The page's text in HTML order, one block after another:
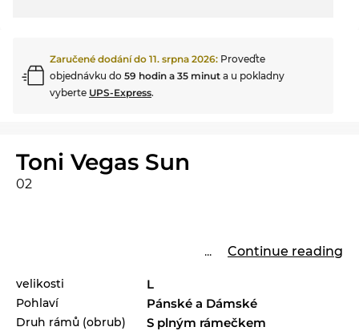
Zaručené dodání do 11. srpna 2026: Proveďte
objednávku do 59 hodin a 35 minut a u pokladny
vyberte UPS-Express.
Toni Vegas Sun
02
... Continue reading
velikosti L
Pohlaví Pánské a Dámské
Druh rámů (obrub) S plným rámečkem